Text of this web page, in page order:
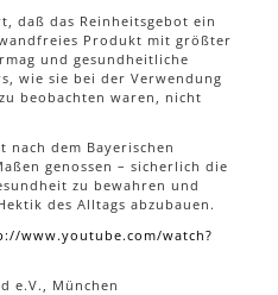
daß das Reinheitsgebot ein
Produkt mit größter
und gesundheitliche
wie sie bei der Verwendung
beobachten waren, nicht
nach dem Bayerischen
genossen – sicherlich die
zu bewahren und
des Alltags abzubauen.
www.youtube.com/watch?
e.V., München